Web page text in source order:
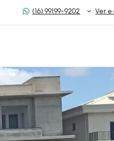
(16) 99199-9202 Ver